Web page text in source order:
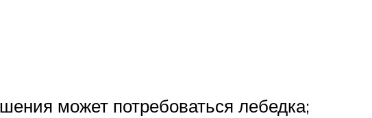
может потребоваться лебедка;